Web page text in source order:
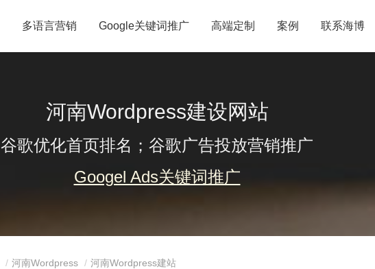
多语言营销 Google关键词推广 高端定制 案例 联系海博
河南Wordpress建设网站
谷歌优化首页排名；谷歌广告投放营销推广
Googel Ads关键词推广
河南Wordpress 河南Wordpress建站